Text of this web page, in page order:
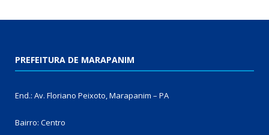
PREFEITURA DE MARAPANIM
End.: Av. Floriano Peixoto, Marapanim – PA
Bairro: Centro